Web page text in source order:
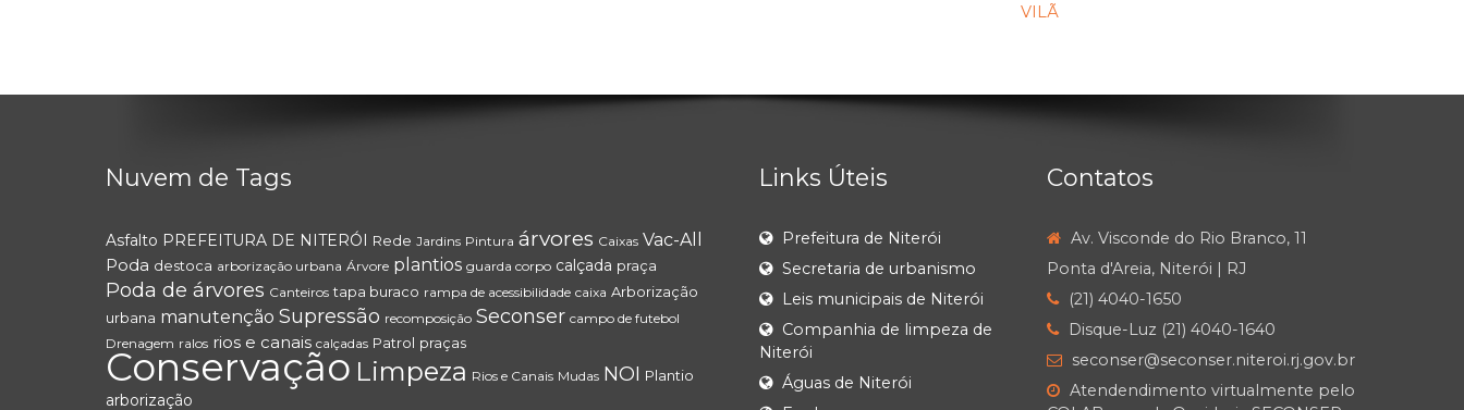
VILÃ
Nuvem de Tags
Asfalto PREFEITURA DE NITERÓI Rede Jardins Pintura árvores Caixas Vac-All
Poda destoca arborização urbana Árvore plantios guarda corpo calçada praça
Poda de árvores Canteiros tapa buraco rampa de acessibilidade caixa Arborização
urbana manutenção Supressão recomposição Seconser campo de futebol
Drenagem ralos rios e canais calçadas Patrol praças
Conservação Limpeza Rios e Canais Mudas NOI Plantio
arborização
Links Úteis
Prefeitura de Niterói
Secretaria de urbanismo
Leis municipais de Niterói
Companhia de limpeza de
Niterói
Águas de Niterói
Contatos
Av. Visconde do Rio Branco, 11
Ponta d'Areia, Niterói | RJ
(21) 4040-1650
Disque-Luz (21) 4040-1640
seconser@seconser.niteroi.rj.gov.br
Atendendimento virtualmente pelo